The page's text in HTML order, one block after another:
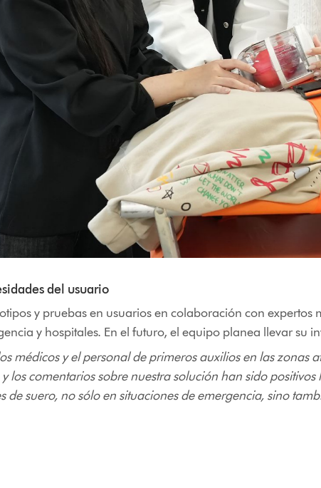
del usuario
y pruebas en usuarios en colaboración con
y hospitales. En el futuro, el equipo planea llevar su
médicos y el personal de primeros auxilios en las zonas
los comentarios sobre nuestra solución han sido
suero, no sólo en situaciones de emergencia, sino